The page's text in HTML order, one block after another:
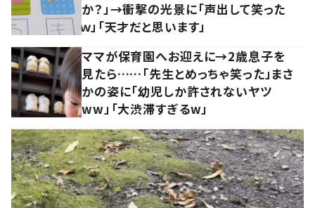
か？」→衝撃の光景に「声出して笑った
ｗ」「天才だと思います」
ママが保育園へお迎えに→2歳息子を
見たら……「先生とめっちゃ笑った」まさ
かの姿に「幼児しか許されないヤツ
ww」「大渋滞すぎるw」